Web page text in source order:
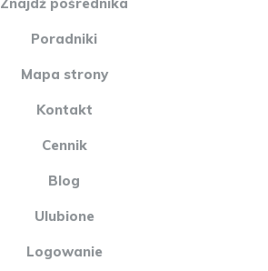
Poradniki
Mapa strony
Kontakt
Cennik
Blog
Ulubione
Logowanie